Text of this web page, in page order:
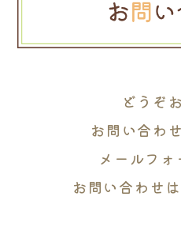
どうぞ
お問い合わ
メールフ
お問い合わせ